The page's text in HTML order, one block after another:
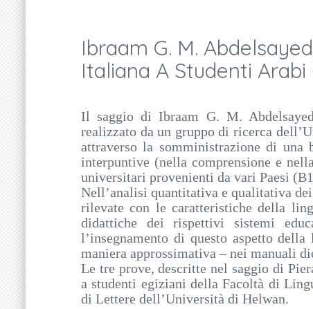
Ibraam G. M.
Italiana A Studenti Arabi
Il saggio di Ibraam G. M.
realizzato da un gruppo di ricerca
attraverso la somministrazione di
interpuntive (nella comprensione e
universitari provenienti da vari Paesi
Nell’analisi quantitativa e qualitativa
rilevate con le caratteristiche della
didattiche dei rispettivi sistemi
l’insegnamento di questo aspetto
maniera approssimativa – nei manuali
Le tre prove, descritte nel saggio di
a studenti egiziani della Facoltà di
di Lettere dell’Università di Helwan.